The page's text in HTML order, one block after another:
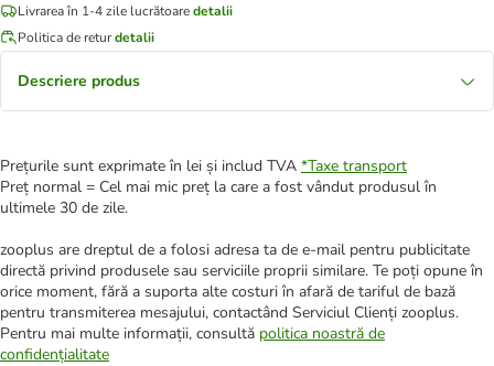
Livrarea în 1-4 zile lucrătoaredetalii
Politica de returdetalii
Descriere produs
Prețurile sunt exprimate în lei și includ TVA *Taxe transport
Preț normal = Cel mai mic preț la care a fost vândut produsul în
ultimele 30 de zile.
zooplus are dreptul de a folosi adresa ta de e-mail pentru publicitate
directă privind produsele sau serviciile proprii similare. Te poți opune în
orice moment, fără a suporta alte costuri în afară de tariful de bază
pentru transmiterea mesajului, contactând Serviciul Clienți zooplus.
Pentru mai multe informații, consultă politica noastră de
confidențialitate